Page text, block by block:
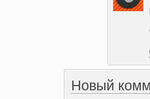
Новый